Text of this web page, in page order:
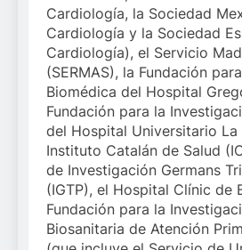
Cardiología, la Sociedad
Cardiología y la Sociedad
Cardiología), el Servicio
(SERMAS), la Fundación
Biomédica del Hospital
Fundación para la
del Hospital Universitario La
Instituto Catalán de Salud
de Investigación Germans
(IGTP), el Hospital Clínic de
Fundación para la
Biosanitaria de Atención